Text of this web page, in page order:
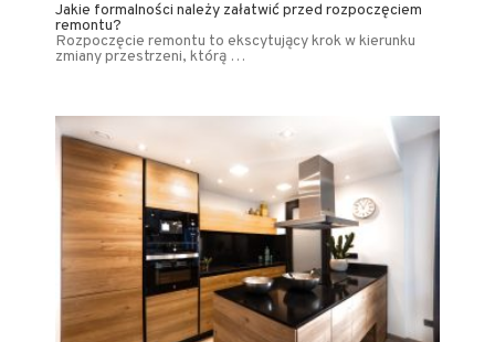
Jakie formalności należy załatwić przed rozpoczęciem
remontu?
Rozpoczęcie remontu to ekscytujący krok w kierunku
zmiany przestrzeni, którą …